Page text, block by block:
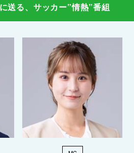
送る、サッカー”情熱”番組